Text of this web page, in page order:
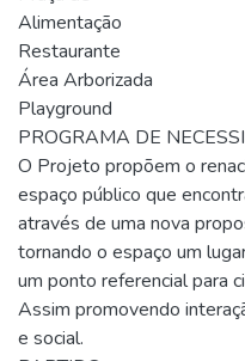
Alimentação
Restaurante
Área Arborizada
Playground
PROGRAMA DE
O Projeto propõem o
espaço público que
através de uma nova
tornando o espaço um
um ponto referencial para
Assim promovendo
e social.